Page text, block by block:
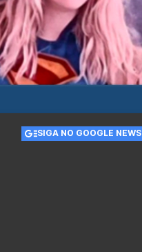
SIGA NO GOOGLE NEWS